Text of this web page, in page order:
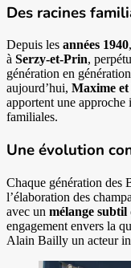
Des racines
Depuis les années 1940
à Serzy-et-Prin,
génération en
aujourd’hui, Maxime
apportent une approche
familiales.
Une évolution
Chaque génération des
l’élaboration des
avec un mélange
engagement envers la
Alain Bailly un acteur